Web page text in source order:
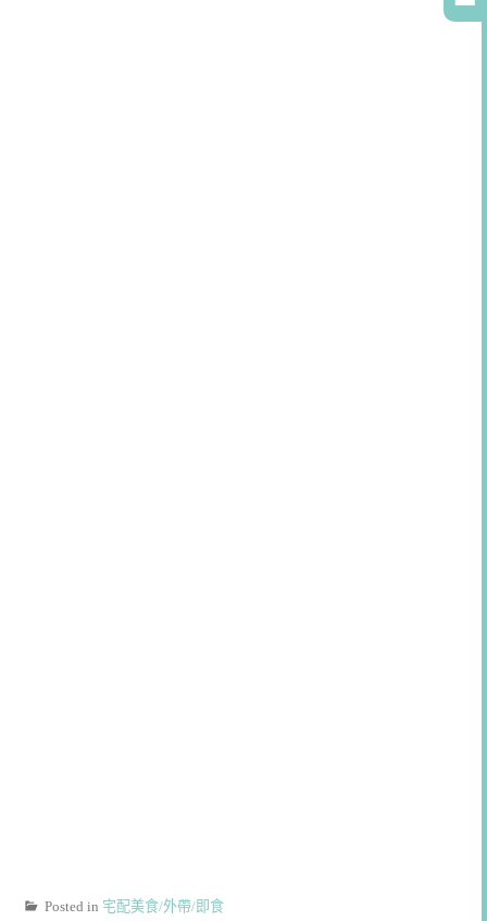
Posted in 宅配美食/外帶/即食